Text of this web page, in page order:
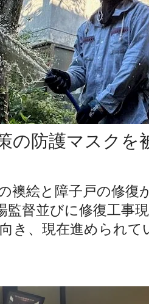
の防護マスクを
襖絵と障子戸の修復
監督並びに修復工事
き、現在進められ